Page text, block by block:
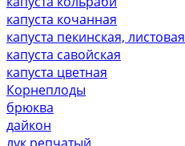
капуста кочанная
капуста пекинская, листовая
капуста савойская
капуста цветная
Корнеплоды
брюква
дайкон